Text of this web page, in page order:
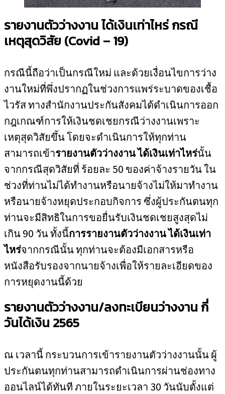
รายงานตัวว่างงาน ได้เงินเท่าไหร่ กรณี
เหตุสุดวิสัย (Covid – 19)
กรณีนี้ถือว่าเป็นกรณีใหม่ และด้วยเงื่อนไขการว่าง
งานใหม่ที่พึ่งปรากฏในช่วงการแพร่ระบาดของเชื้อ
ไวรัส ทางสำนักงานประกันสังคมได้ดำเนินการออก
กฎเกณฑ์การให้เงินชดเชยกรณีว่างงานเพราะ
เหตุสุดวิสัยขึ้น โดยจะดำเนินการให้ทุกท่าน
สามารถเข้ารายงานตัวว่างงาน ได้เงินเท่าไหร่นั้น
จากกรณีสุดวิสัยที่ ร้อยละ 50 ของค่าจ้างรายวัน ใน
ช่วงที่ท่านไม่ได้ทำงานหรือนายจ้างไม่ให้มาทำงาน
หรือนายจ้างหยุดประกอบกิจการ ซึ่งผู้ประกันตนทุก
ท่านจะมีสิทธิในการขอยื่นรับเงินชดเชยสูงสุดไม่
เกิน 90 วัน ทั้งนี้การรายงานตัวว่างงาน ได้เงินเท่า
ไหร่จากกรณีนั้น ทุกท่านจะต้องมีเอกสารหรือ
หนังสือรับรองจากนายจ้างเพื่อให้รายละเอียดของ
การหยุดงานนี้ด้วย
รายงานตัวว่างงาน/ลงทะเบียนว่างงาน กี่
วันได้เงิน 2565
ณ เวลานี้ กระบวนการเข้ารายงานตัวว่างงานนั้น ผู้
ประกันตนทุกท่านสามารถดำเนินการผ่านช่องทาง
ออนไลน์ได้ทันที ภายในระยะเวลา 30 วันนับตั้งแต่